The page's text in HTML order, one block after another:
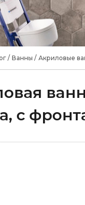
/ Ванны / Акриловые
с